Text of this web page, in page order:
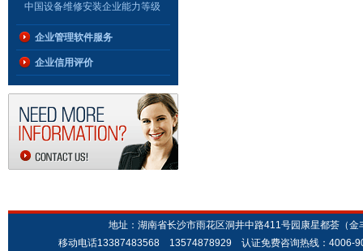
证书（安防证书）
中国设备维修安装企业能力等级
证书
企业管理软件服务
企业信用评价
地址：湖南省长沙市雨花区洞井中路411号园康星都荟（
移动电话13387483568 13574878929 认证免费咨询热线：4006-